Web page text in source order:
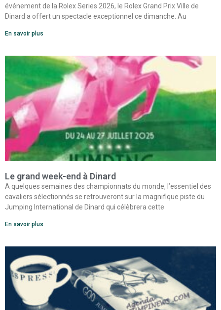
événement de la Rolex Series 2026, le Rolex Grand Prix Ville de
Dinard a offert un spectacle exceptionnel ce dimanche. Au
En savoir plus
Le grand week-end à Dinard
A quelques semaines des championnats du monde, l’essentiel des
cavaliers sélectionnés se retrouveront sur la magnifique piste du
Jumping International de Dinard qui célèbrera cette
En savoir plus